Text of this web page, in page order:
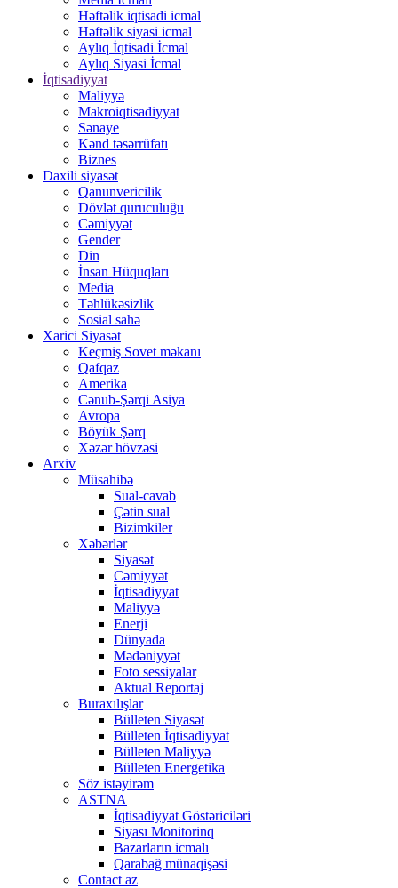
Həftəlik iqtisadi icmal
Həftəlik siyasi icmal
Aylıq İqtisadi İcmal
Aylıq Siyasi İcmal
İqtisadiyyat
Maliyyə
Makroiqtisadiyyat
Sənaye
Kənd təsərrüfatı
Biznes
Daxili siyasət
Qanunvericilik
Dövlət quruculuğu
Cəmiyyət
Gender
Din
İnsan Hüquqları
Media
Təhlükəsizlik
Sosial sahə
Xarici Siyasət
Keçmiş Sovet məkanı
Qafqaz
Amerika
Cənub-Şərqi Asiya
Avropa
Böyük Şərq
Xəzər hövzəsi
Arxiv
Müsahibə
Sual-cavab
Çətin sual
Bizimkiler
Xəbərlər
Siyasət
Cəmiyyət
İqtisadiyyat
Maliyyə
Enerji
Dünyada
Mədəniyyət
Foto sessiyalar
Aktual Reportaj
Buraxılışlar
Bülleten Siyasət
Bülleten İqtisadiyyat
Bülleten Maliyyə
Bülleten Energetika
Söz istəyirəm
ASTNA
İqtisadiyyat Göstəriciləri
Siyası Monitorinq
Bazarların icmalı
Qarabağ münaqişəsi
Contact az